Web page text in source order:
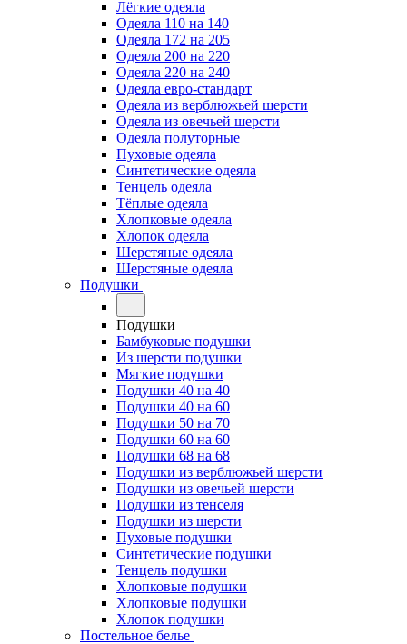
Лёгкие одеяла
Одеяла 110 на 140
Одеяла 172 на 205
Одеяла 200 на 220
Одеяла 220 на 240
Одеяла евро-стандарт
Одеяла из верблюжьей шерсти
Одеяла из овечьей шерсти
Одеяла полуторные
Пуховые одеяла
Синтетические одеяла
Тенцель одеяла
Тёплые одеяла
Хлопковые одеяла
Хлопок одеяла
Шерстяные одеяла
Шерстяные одеяла
Подушки
Подушки
Бамбуковые подушки
Из шерсти подушки
Мягкие подушки
Подушки 40 на 40
Подушки 40 на 60
Подушки 50 на 70
Подушки 60 на 60
Подушки 68 на 68
Подушки из верблюжьей шерсти
Подушки из овечьей шерсти
Подушки из тенселя
Подушки из шерсти
Пуховые подушки
Синтетические подушки
Тенцель подушки
Хлопковые подушки
Хлопковые подушки
Хлопок подушки
Постельное белье